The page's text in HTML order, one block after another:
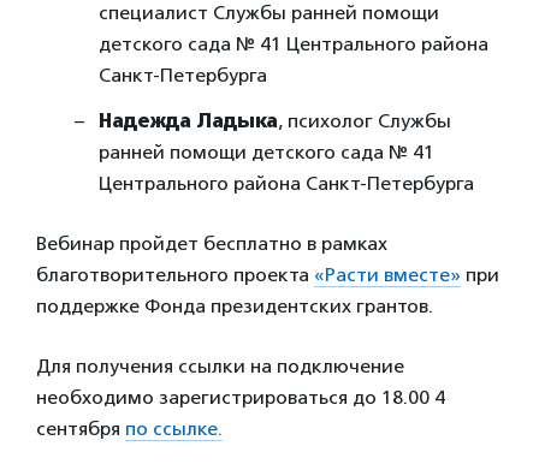
специалист Службы ранней помощи
детского сада № 41 Центрального района
Санкт-Петербурга
Надежда Ладыка, психолог Службы
ранней помощи детского сада № 41
Центрального района Санкт-Петербурга
Вебинар пройдет бесплатно в рамках
благотворительного проекта «Расти вместе» при
поддержке Фонда президентских грантов.
Для получения ссылки на подключение
необходимо зарегистрироваться до 18.00 4
сентября по ссылке.